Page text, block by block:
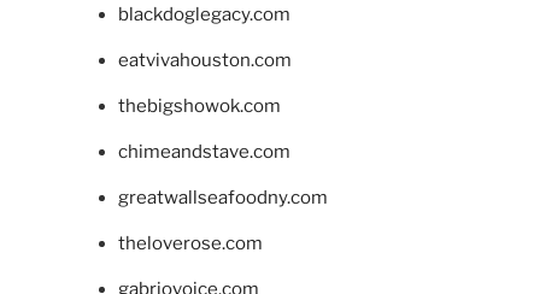
blackdoglegacy.com
eatvivahouston.com
thebigshowok.com
chimeandstave.com
greatwallseafoodny.com
theloverose.com
gabriovoice.com